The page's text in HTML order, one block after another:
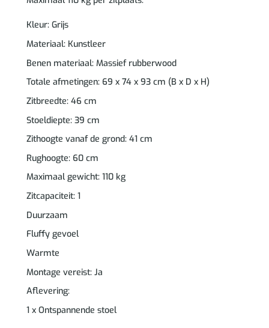
Kleur: Grijs
Materiaal: Kunstleer
Benen materiaal: Massief rubberwood
Totale afmetingen: 69 x 74 x 93 cm (B x D x H)
Zitbreedte: 46 cm
Stoeldiepte: 39 cm
Zithoogte vanaf de grond: 41 cm
Rughoogte: 60 cm
Maximaal gewicht: 110 kg
Zitcapaciteit: 1
Duurzaam
Fluffy gevoel
Warmte
Montage vereist: Ja
Aflevering:
1 x Ontspannende stoel